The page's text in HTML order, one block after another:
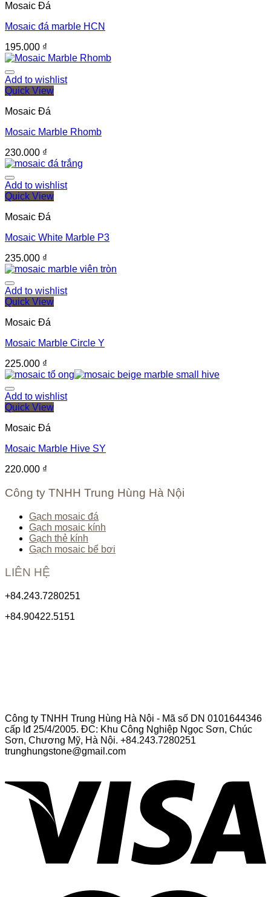
Mosaic Đá
Mosaic đá marble HCN
195.000 ₫
Add to wishlist
Quick View
Mosaic Đá
Mosaic Marble Rhomb
230.000 ₫
Add to wishlist
Quick View
Mosaic Đá
Mosaic White Marble P3
235.000 ₫
Add to wishlist
Quick View
Mosaic Đá
Mosaic Marble Circle Y
225.000 ₫
Add to wishlist
Quick View
Mosaic Đá
Mosaic Marble Hive SY
220.000 ₫
Công ty TNHH Trung Hùng Hà Nội
Gạch mosaic đá
Gạch mosaic kính
Gạch thẻ kính
Gạch mosaic bể bơi
LIÊN HỆ
+84.243.7280251
+84.90422.5151
Công ty TNHH Trung Hùng Hà Nội - Mã số DN 0101644346
cấp lđ 25/4/2005. ĐC: Khu Công Nghiệp Ngọc Sơn, Chúc
Sơn, Chương Mỹ, Hà Nội. +84.243.7280251
trunghungstone@gmail.com